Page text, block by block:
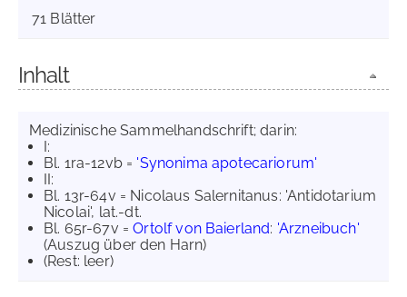
71 Blätter
Inhalt
Medizinische Sammelhandschrift; darin:
I:
Bl. 1ra-12vb = 'Synonima apotecariorum'
II:
Bl. 13r-64v = Nicolaus Salernitanus: 'Antidotarium
Nicolai', lat.-dt.
Bl. 65r-67v =Ortolf von Baierland: 'Arzneibuch'
(Auszug über den Harn)
(Rest: leer)